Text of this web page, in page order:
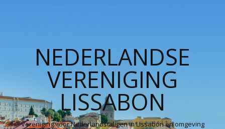
NEDERLANDSE
VERENIGING
LISSABON
Vereniging voor Nederlandstaligen in Lissabon en omgeving